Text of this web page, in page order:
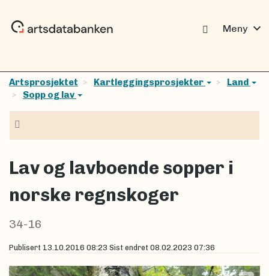
Meny expand_more
Artsprosjektet Kartleggingsprosjekter
Land
Sopp og lav
Lav og lavboende sopper i
norske regnskoger
34-16
Publisert 13.10.2016 08:23 Sist endret 08.02.2023 07:36